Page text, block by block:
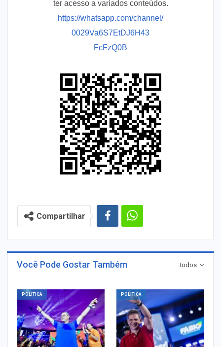
ter acesso a variados conteúdos.
https://whatsapp.com/channel/
0029Va6S7EtDJ6H43
FcFzQ0B
Compartilhar
Todos
Você Pode Gostar Também
POLÍTICA POLÍTICA